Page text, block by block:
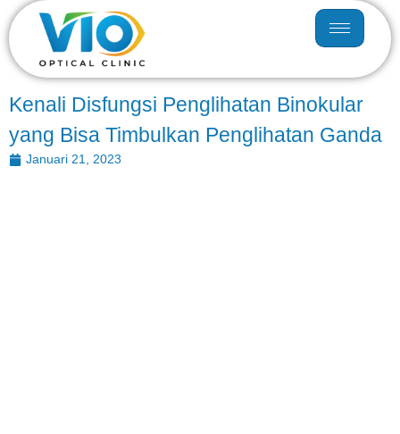
Kenali Disfungsi Penglihatan Binokular
yang Bisa Timbulkan Penglihatan Ganda
Januari 21, 2023